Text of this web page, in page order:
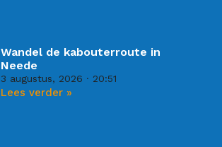
Wandel de kabouterroute in
Neede
3 augustus, 2026 20:51
Lees verder »